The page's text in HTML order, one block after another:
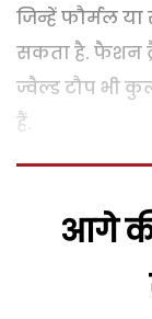
जिन्हें फौर्मल
सकता है. फैशन
ज्वैल्ड टौप भी
हैं.
आगे